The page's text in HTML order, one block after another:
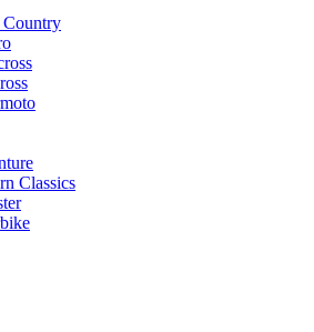
Country
Classics